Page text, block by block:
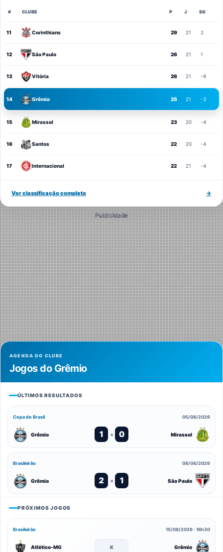
# CLUBE P J SG
11 Corinthians 29 21 2
12 São Paulo 26 21 1
13 Vitória 26 21 -9
14 Grêmio 25 21 -3
15 Mirassol 23 20 -4
16 Santos 22 20 -4
17 Internacional 22 21 -4
Ver classificação completa →
Publicidade
AGENDA DO CLUBE
Jogos do Grêmio
ÚLTIMOS RESULTADOS
Copa do Brasil 05/08/2026
Grêmio 1 x 0 Mirassol
Brasileirão 08/08/2026
Grêmio 2 x 1 São Paulo
PRÓXIMOS JOGOS
Brasileirão 15/08/2026 · 16h30
Atlético-MG x Grêmio